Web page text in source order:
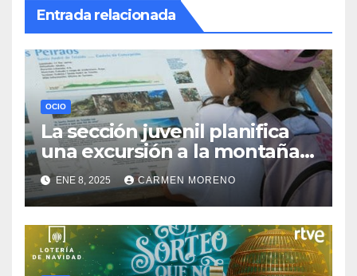
Entrada relacionada
OCIO
La sección juvenil planifica
una excursión a la montaña
para el próximo sábado
ENE 8, 2025 CARMEN MORENO